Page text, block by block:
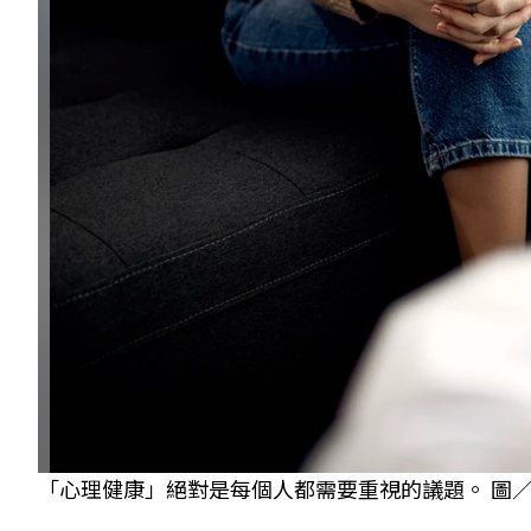
「心理健康」絕對是每個人都需要重視的議題。 圖